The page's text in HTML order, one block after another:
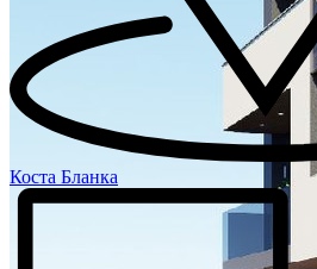
Коста Бланка